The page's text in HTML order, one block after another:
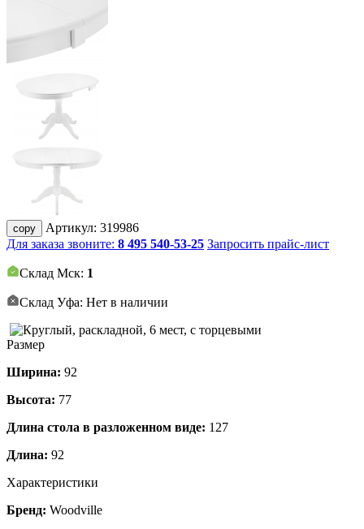
copy Артикул: 319986
Для заказа звоните: 8 495 540-53-25 Запросить прайс-лист
Склад Мск: 1
Склад Уфа: Нет в наличии
Размер
Ширина: 92
Высота: 77
Длина стола в разложенном виде: 127
Длина: 92
Характеристики
Бренд: Woodville